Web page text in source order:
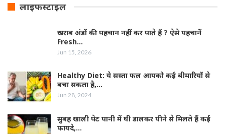
लाइफस्टाइल
खराब अंडों की पहचान नहीं कर पाते हैं ? ऐसे पहचानें
Fresh…
Jun 15, 2026
Healthy Diet: ये सस्ता फल आपको कई बीमारियों से
बचा सकता है,…
Jun 28, 2024
सुबह खाली पेट पानी में घी डालकर पीने से मिलते हैं कई
फायदे,…